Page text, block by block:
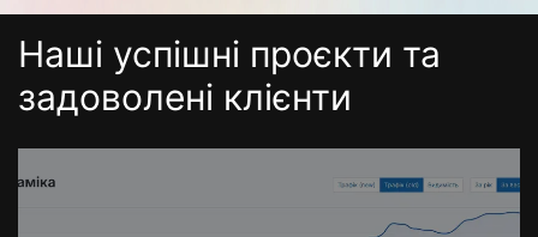
Наші успішні проєкти та
задоволені клієнти